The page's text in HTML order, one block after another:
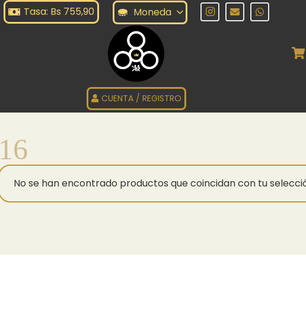
Tasa: Bs 755,90 Moneda
CUENTA / REGISTRO
16
No se han encontrado productos que coincidan con tu